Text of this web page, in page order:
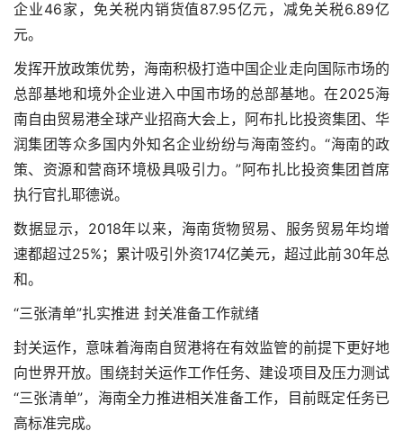
企业46家，免关税内销货值87.95亿元，减免关税6.89亿
元。
发挥开放政策优势，海南积极打造中国企业走向国际市场的
总部基地和境外企业进入中国市场的总部基地。在2025海
南自由贸易港全球产业招商大会上，阿布扎比投资集团、华
润集团等众多国内外知名企业纷纷与海南签约。“海南的政
策、资源和营商环境极具吸引力。”阿布扎比投资集团首席
执行官扎耶德说。
数据显示，2018年以来，海南货物贸易、服务贸易年均增
速都超过25%；累计吸引外资174亿美元，超过此前30年总
和。
“三张清单”扎实推进 封关准备工作就绪
封关运作，意味着海南自贸港将在有效监管的前提下更好地
向世界开放。围绕封关运作工作任务、建设项目及压力测试
“三张清单”，海南全力推进相关准备工作，目前既定任务已
高标准完成。